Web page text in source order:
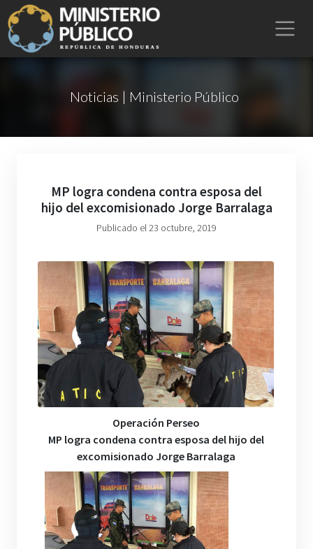
Noticias | Ministerio Público
MP logra condena contra esposa del
hijo del excomisionado Jorge Barralaga
Publicado el 23 octubre, 2019
Operación Perseo
MP logra condena contra esposa del hijo del
excomisionado Jorge Barralaga